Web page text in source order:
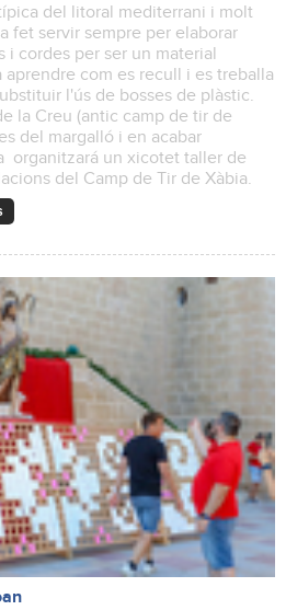
del litoral mediterrani i molt
fet servir sempre per elaborar
i cordes per ser un material
com es recull i es treballa
l'ús de bosses de plàstic.
la Creu (antic camp de tir de
del margalló i en acabar
organitzará un xicotet taller de
del Camp de Tir de Xàbia.